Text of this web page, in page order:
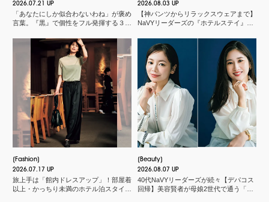
2026.07.21 UP
「あなたにしか似合わないわね」が褒め
言葉。『黒』で個性をフル発揮する３つ
2026.08.03 UP
【神パンツからリラックスウェアまで】
NaVYリーダーズの『ホテルステイ』に
Fashion
2026.07.17 UP
旅上手は「館内ドレスアップ」！部屋着
以上・かっちり未満のホテル泊スタイル
Beauty
2026.08.07 UP
40代NaVYリーダーズが続々【デパコス
回帰】美容賢者が母娘2世代で通う「化